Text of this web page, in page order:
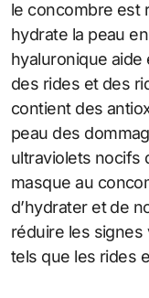
le concombre est
hydrate la peau
hyaluronique aide
des rides et des
contient des
peau des
ultraviolets nocifs
masque au
d’hydrater et de
réduire les signes
tels que les rides